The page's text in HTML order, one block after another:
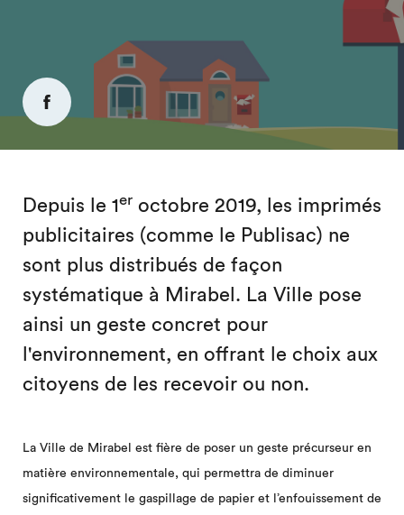
Depuis le 1er octobre 2019, les imprimés
publicitaires (comme le Publisac) ne
sont plus distribués de façon
systématique à Mirabel. La Ville pose
ainsi un geste concret pour
l'environnement, en offrant le choix aux
citoyens de les recevoir ou non.
La Ville de Mirabel est fière de poser un geste précurseur en
matière environnementale, qui permettra de diminuer
significativement le gaspillage de papier et l’enfouissement de